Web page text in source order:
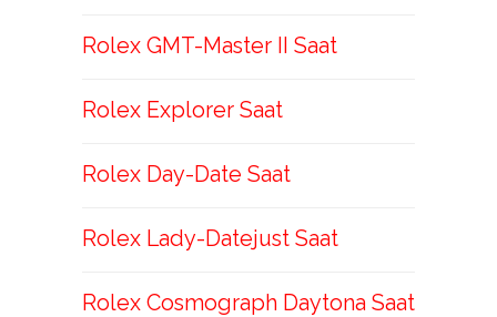
Rolex GMT-Master II Saat
Rolex Explorer Saat
Rolex Day-Date Saat
Rolex Lady-Datejust Saat
Rolex Cosmograph Daytona Saat